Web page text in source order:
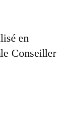
en
Conseiller